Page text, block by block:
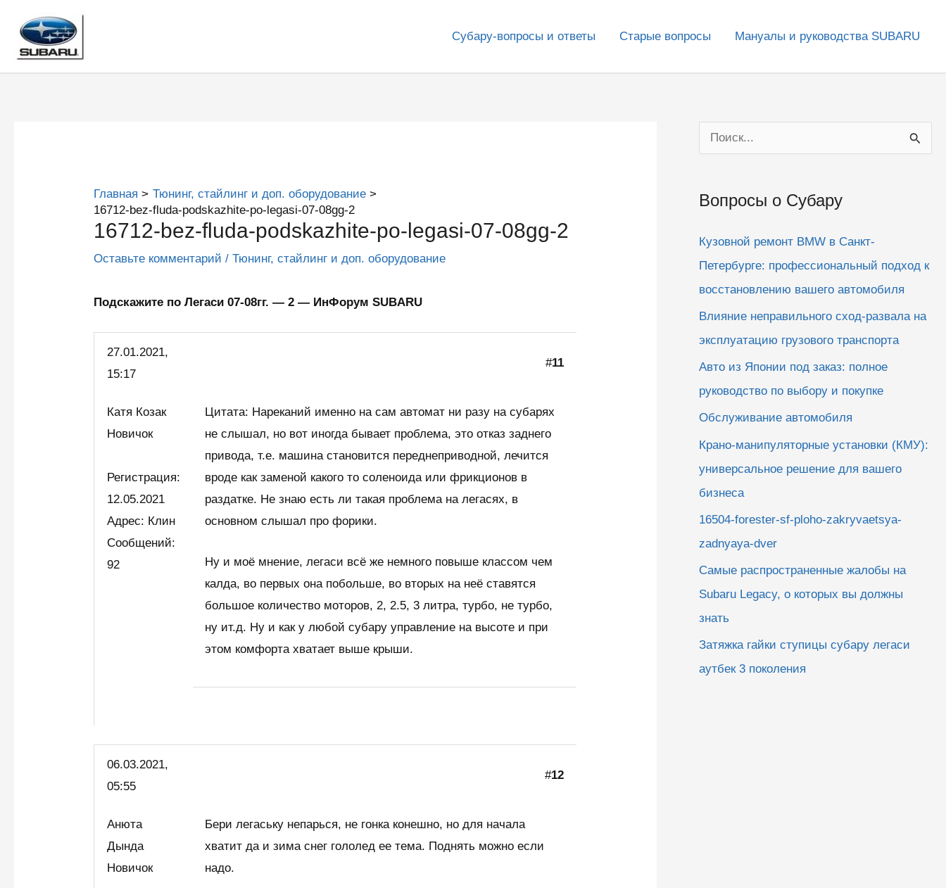
содержимому
Субару-вопросы и ответы Старые вопросы Мануалы и руководства SUBARU
Главная
Тюнинг, стайлинг и доп. оборудование
16712-bez-fluda-podskazhite-po-legasi-07-08gg-2
16712-bez-fluda-podskazhite-po-legasi-07-08gg-2
Оставьте комментарий /Тюнинг, стайлинг и доп. оборудование
Подскажите по Легаси 07-08гг. — 2 — ИнФорум SUBARU
27.01.2021,
15:17
#11
Катя Козак
Новичок
Регистрация:
12.05.2021
Адрес: Клин
Сообщений:
92
Цитата: Нареканий именно на сам автомат ни разу на субарях
не слышал, но вот иногда бывает проблема, это отказ заднего
привода, т.е. машина становится переднеприводной, лечится
вроде как заменой какого то соленоида или фрикционов в
раздатке. Не знаю есть ли такая проблема на легасях, в
основном слышал про форики.
Ну и моё мнение, легаси всё же немного повыше классом чем
калда, во первых она побольше, во вторых на неё ставятся
большое количество моторов, 2, 2.5, 3 литра, турбо, не турбо,
ну ит.д. Ну и как у любой субару управление на высоте и при
этом комфорта хватает выше крыши.
06.03.2021,
05:55
#12
Анюта
Дында
Новичок
Бери легаську непарься, не гонка конешно, но для начала
хватит да и зима снег гололед ее тема. Поднять можно если
надо.
о
с
Вопросы о Субару
Кузовной ремонт BMW в Санкт-
Петербурге: профессиональный подход к
восстановлению вашего автомобиля
Влияние неправильного сход-развала на
эксплуатацию грузового транспорта
Авто из Японии под заказ: полное
руководство по выбору и покупке
Обслуживание автомобиля
Крано-манипуляторные установки (КМУ):
универсальное решение для вашего
бизнеса
16504-forester-sf-ploho-zakryvaetsya-
zadnyaya-dver
Самые распространенные жалобы на
Subaru Legacy, о которых вы должны
знать
Затяжка гайки ступицы субару легаси
аутбек 3 поколения